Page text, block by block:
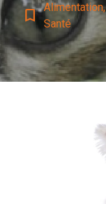
bookmark_border Santé